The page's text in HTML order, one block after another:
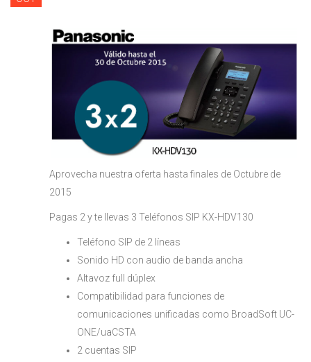
Aprovecha nuestra oferta hasta finales de Octubre de
2015
Pagas 2 y te llevas 3 Teléfonos SIP KX-HDV130
Teléfono SIP de 2 líneas
Sonido HD con audio de banda ancha
Altavoz full dúplex
Compatibilidad para funciones de
comunicaciones unificadas como BroadSoft UC-
ONE/uaCSTA
2 cuentas SIP